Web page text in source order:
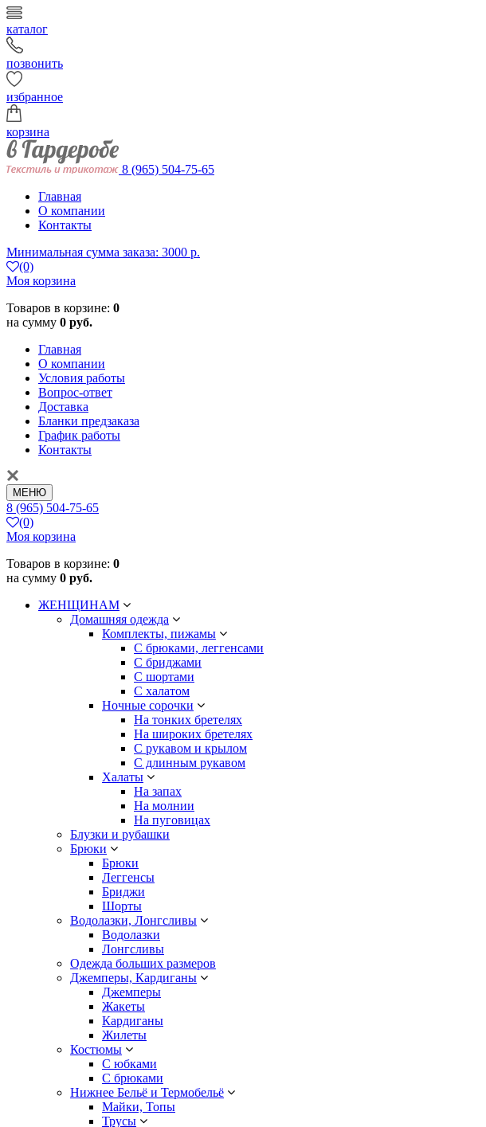
каталог
позвонить
избранное
корзина
8 (965) 504-75-65
Главная
О компании
Контакты
Минимальная сумма заказа: 3000 р.
(0)
Моя корзина
Товаров в корзине: 0
на сумму 0 руб.
Главная
О компании
Условия работы
Вопрос-ответ
Доставка
Бланки предзаказа
График работы
Контакты
МЕНЮ
8 (965) 504-75-65
(0)
Моя корзина
Товаров в корзине: 0
на сумму 0 руб.
ЖЕНЩИНАМ
Домашняя одежда
Комплекты, пижамы
С брюками, леггенсами
С бриджами
С шортами
С халатом
Ночные сорочки
На тонких бретелях
На широких бретелях
С рукавом и крылом
С длинным рукавом
Халаты
На запах
На молнии
На пуговицах
Блузки и рубашки
Брюки
Брюки
Леггенсы
Бриджи
Шорты
Водолазки, Лонгсливы
Водолазки
Лонгсливы
Одежда больших размеров
Джемперы, Кардиганы
Джемперы
Жакеты
Кардиганы
Жилеты
Костюмы
С юбками
С брюками
Нижнее Бельё и Термобельё
Майки, Топы
Трусы